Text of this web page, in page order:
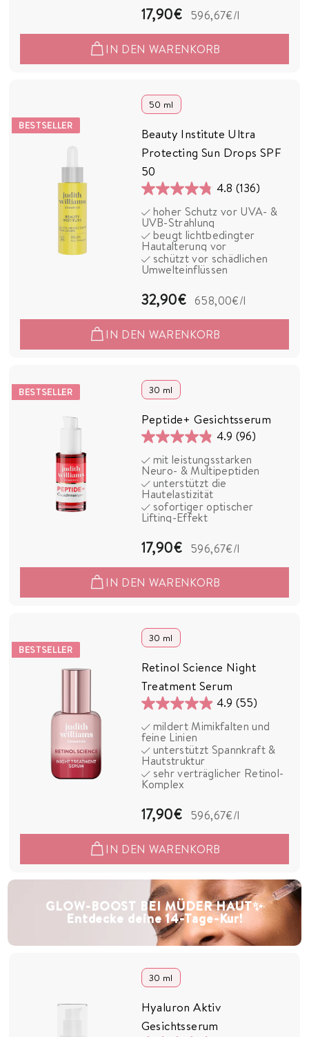
Bewertungen
17,90€1
7
,
0
596,67€/l
IN DEN WARENKORB
BESTSELLER
50 ml
Beauty Institute Ultra
Protecting Sun Drops SPF
50
4.8 (136)
4.8
von
5
Sternen.
136
hoher Schutz vor UVA- &
UVB-Strahlung
beugt lichtbedingter
Hautalterung vor
schützt vor schädlichen
Umwelteinflüssen
32,90€3
2
,
658,00€/l
IN DEN WARENKORB
BESTSELLER 30 ml
Peptide+ Gesichtsserum
4.9 (96)
4.9
von
5
Sternen.
96
mit leistungsstarken
Neuro- & Multipeptiden
unterstützt die
Hautelastizität
sofortiger optischer
Lifting-Effekt
17,90€1
7
,
596,67€/l
IN DEN WARENKORB
BESTSELLER
30 ml
Retinol Science Night
Treatment Serum
4.9 (55)
4.9
von
5
Sternen.
55
mildert Mimikfalten und
feine Linien
unterstützt Spannkraft &
Hautstruktur
sehr verträglicher Retinol-
Komplex
17,90€1
7
,
9
0
€
596,67€/l
IN DEN WARENKORB
GLOW-BOOST BEI MÜDER HAUT✨
Entdecke deine 14-Tage-Kur!
30 ml
Hyaluron Aktiv
Gesichtsserum